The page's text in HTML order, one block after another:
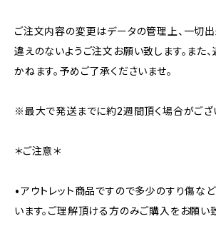
ご注文内容の変更はデータの管理上、一切
違えのないようご注文お願い致します。また
かねます。予めご了承くださいませ。
※最大で発送までに約2週間頂く場合がござ
＊ご注意＊
•アウトレット商品ですので多少のすり傷な
います。ご理解頂ける方のみご購入をお願い